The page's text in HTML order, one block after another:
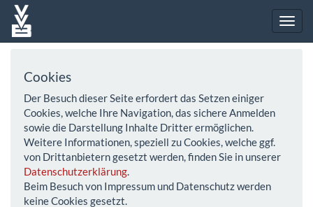
Cookies
Der Besuch dieser Seite erfordert das Setzen einiger
Cookies, welche Ihre Navigation, das sichere Anmelden
sowie die Darstellung Inhalte Dritter ermöglichen.
Weitere Informationen, speziell zu Cookies, welche ggf.
von Drittanbietern gesetzt werden, finden Sie in unserer
Datenschutzerklärung.
Beim Besuch von Impressum und Datenschutz werden
keine Cookies gesetzt.